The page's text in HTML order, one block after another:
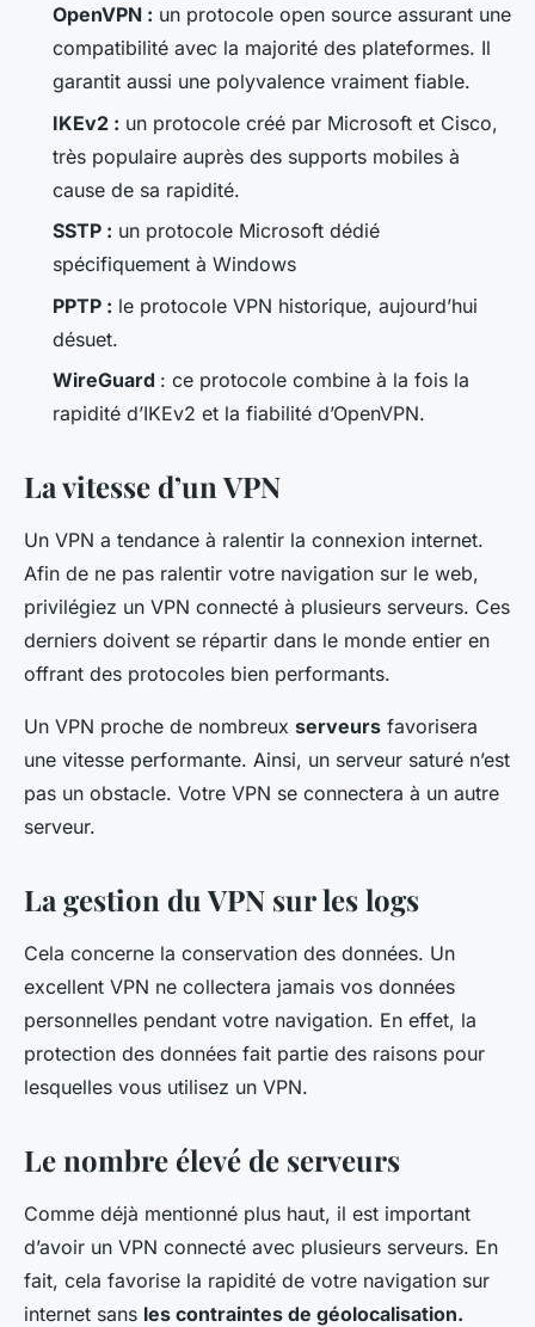
OpenVPN : un protocole open source assurant une
compatibilité avec la majorité des plateformes. Il
garantit aussi une polyvalence vraiment fiable.
IKEv2 : un protocole créé par Microsoft et Cisco,
très populaire auprès des supports mobiles à
cause de sa rapidité.
SSTP : un protocole Microsoft dédié
spécifiquement à Windows
PPTP : le protocole VPN historique, aujourd’hui
désuet.
WireGuard : ce protocole combine à la fois la
rapidité d’IKEv2 et la fiabilité d’OpenVPN.
La vitesse d’un VPN
Un VPN a tendance à ralentir la connexion internet.
Afin de ne pas ralentir votre navigation sur le web,
privilégiez un VPN connecté à plusieurs serveurs. Ces
derniers doivent se répartir dans le monde entier en
offrant des protocoles bien performants.
Un VPN proche de nombreux serveurs favorisera
une vitesse performante. Ainsi, un serveur saturé n’est
pas un obstacle. Votre VPN se connectera à un autre
serveur.
La gestion du VPN sur les logs
Cela concerne la conservation des données. Un
excellent VPN ne collectera jamais vos données
personnelles pendant votre navigation. En effet, la
protection des données fait partie des raisons pour
lesquelles vous utilisez un VPN.
Le nombre élevé de serveurs
Comme déjà mentionné plus haut, il est important
d’avoir un VPN connecté avec plusieurs serveurs. En
fait, cela favorise la rapidité de votre navigation sur
internet sans les contraintes de géolocalisation.